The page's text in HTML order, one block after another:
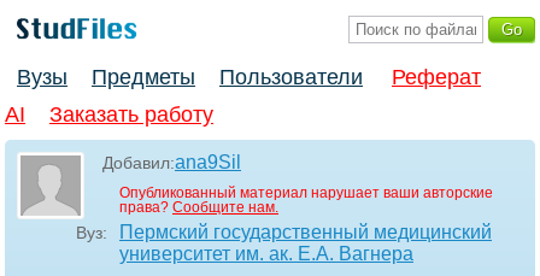
Вузы Предметы Пользователи
Реферат
AI
Заказать работу
Добавил:ana9Sil
Опубликованный материал нарушает ваши авторские
права? Сообщите нам.
Вуз:
Пермский государственный медицинский
университет им. ак. Е.А. Вагнера